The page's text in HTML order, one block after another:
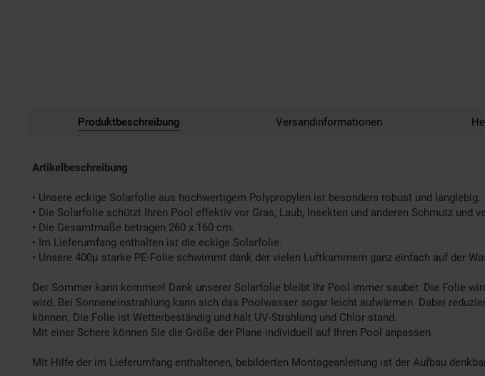
Produktbeschreibung Versandinformationen
Artikelbeschreibung
• Unsere eckige Solarfolie aus hochwertigem Polypropylen ist besonders robust und langlebig.
• Die Solarfolie schützt Ihren Pool effektiv vor Gras, Laub, Insekten und anderen Schmutz und
• Die Gesamtmaße betragen 260 x 160 cm.
• Im Lieferumfang enthalten ist die eckige Solarfolie.
• Unsere 400µ starke PE-Folie schwimmt dank der vielen Luftkammern ganz einfach auf der
Der Sommer kann kommen! Dank unserer Solarfolie bleibt Ihr Pool immer sauber. Die Folie
wird. Bei Sonneneinstrahlung kann sich das Poolwasser sogar leicht aufwärmen. Dabei
können. Die Folie ist Wetterbeständig und hält UV-Strahlung und Chlor stand.
Mit einer Schere können Sie die Größe der Plane individuell auf Ihren Pool anpassen.
Mit Hilfe der im Lieferumfang enthaltenen, bebilderten Montageanleitung ist der Aufbau